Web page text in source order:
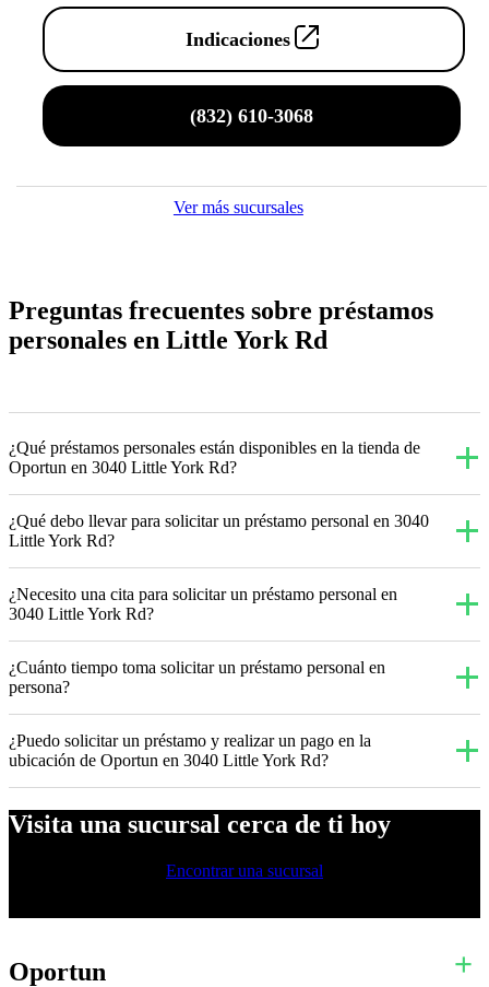
Indicaciones
(832) 610-3068
Ver más sucursales
Preguntas frecuentes sobre préstamos
personales en Little York Rd
¿Qué préstamos personales están disponibles en la tienda de
Oportun en 3040 Little York Rd?
¿Qué debo llevar para solicitar un préstamo personal en 3040
Little York Rd?
¿Necesito una cita para solicitar un préstamo personal en
3040 Little York Rd?
¿Cuánto tiempo toma solicitar un préstamo personal en
persona?
¿Puedo solicitar un préstamo y realizar un pago en la
ubicación de Oportun en 3040 Little York Rd?
Visita una sucursal cerca de ti hoy
Encontrar una sucursal
Oportun